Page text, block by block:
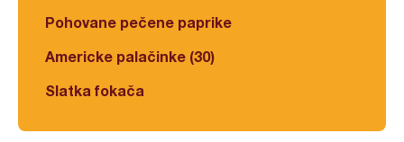
Pohovane pečene paprike
Americke palačinke (30)
Slatka fokača